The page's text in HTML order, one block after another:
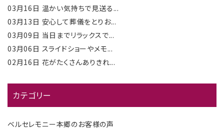
03月16日 温かい気持ちで見送る...
03月13日 安心して葬儀をとりお...
03月09日 当日までリラックスで...
03月06日 スライドショーやメモ...
02月16日 花がたくさんありきれ...
カテゴリー
ベルセレモニー本郷のお客様の声